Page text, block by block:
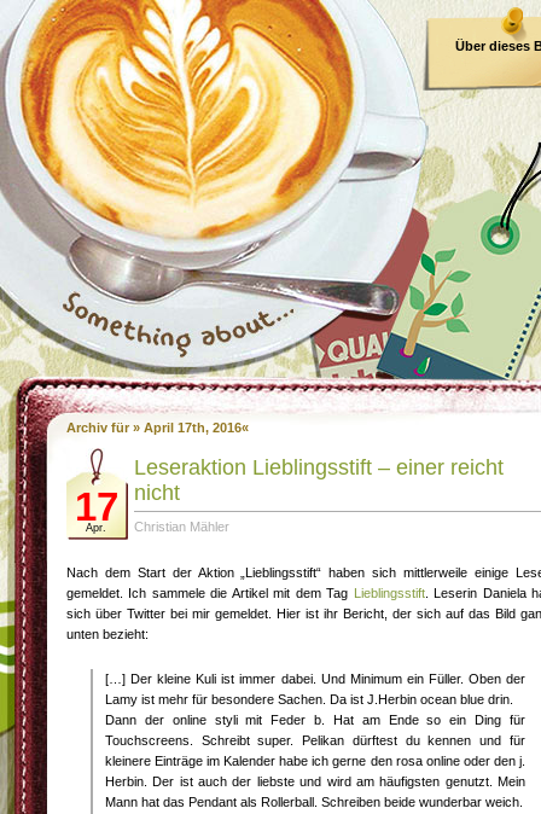
Über dieses
Archiv für » April 17th, 2016«
17
Apr.
Leseraktion Lieblingsstift – einer reicht
nicht
Christian Mähler
Nach dem Start der Aktion „Lieblingsstift“ haben sich mittlerweile einige
gemeldet. Ich sammele die Artikel mit dem Tag Lieblingsstift. Leserin Daniela
sich über Twitter bei mir gemeldet. Hier ist ihr Bericht, der sich auf das Bild
unten bezieht:
[…] Der kleine Kuli ist immer dabei. Und Minimum ein Füller. Oben der
Lamy ist mehr für besondere Sachen. Da ist J.Herbin ocean blue drin.
Dann der online styli mit Feder b. Hat am Ende so ein Ding für
Touchscreens. Schreibt super. Pelikan dürftest du kennen und für
kleinere Einträge im Kalender habe ich gerne den rosa online oder den j.
Herbin. Der ist auch der liebste und wird am häufigsten genutzt. Mein
Mann hat das Pendant als Rollerball. Schreiben beide wunderbar weich.